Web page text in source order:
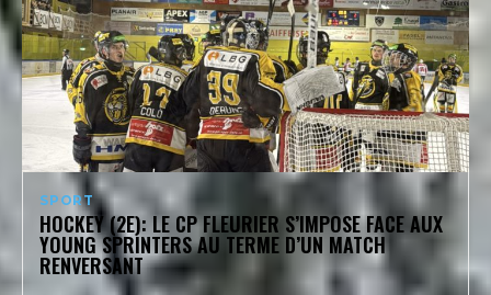
SPORT
HOCKEY (2E): LE CP FLEURIER S’IMPOSE FACE AUX
YOUNG SPRINTERS AU TERME D’UN MATCH
RENVERSANT